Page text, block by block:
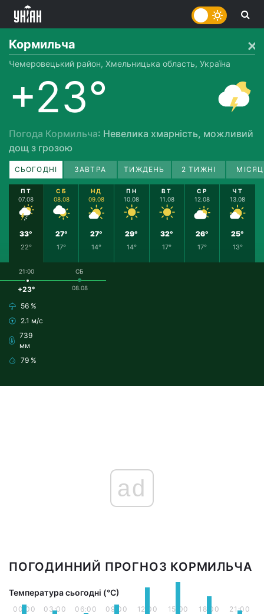
Кормильча
Чемеровецький район, Хмельницька область, Україна
+23°
Погода Кормильча: Невелика хмарність, можливий
дощ з грозою
СЬОГОДНІ ЗАВТРА ТИЖДЕНЬ 2 ТИЖНІ
ПТ
07.08
33°
22°
СБ
08.08
27°
17°
НД
09.08
27°
14°
ПН
10.08
29°
14°
ВТ
11.08
32°
17°
СР
12.08
26°
17°
ЧТ
13.08
25°
13°
21:00
+23°
56 %
2.1 м/с
739
мм
79 %
СБ
08.08
ad
ПОГОДИННИЙ ПРОГНОЗ КОРМИЛЬЧА
Температура сьогодні (°С)
00:00 03:00 06:00 09:00 12:00 15:00 18:00 21:00